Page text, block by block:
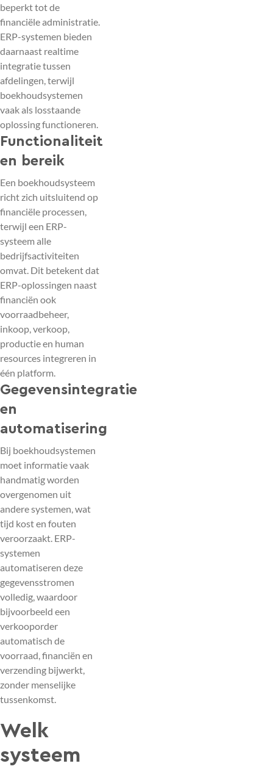
beperkt tot de
financiële administratie.
ERP-systemen bieden
daarnaast realtime
integratie tussen
afdelingen, terwijl
boekhoudsystemen
vaak als losstaande
oplossing functioneren.
Functionaliteit
en bereik
Een boekhoudsysteem
richt zich uitsluitend op
financiële processen,
terwijl een ERP-
systeem alle
bedrijfsactiviteiten
omvat. Dit betekent dat
ERP-oplossingen naast
financiën ook
voorraadbeheer,
inkoop, verkoop,
productie en human
resources integreren in
één platform.
Gegevensintegratie
en
automatisering
Bij boekhoudsystemen
moet informatie vaak
handmatig worden
overgenomen uit
andere systemen, wat
tijd kost en fouten
veroorzaakt. ERP-
systemen
automatiseren deze
gegevensstromen
volledig, waardoor
bijvoorbeeld een
verkooporder
automatisch de
voorraad, financiën en
verzending bijwerkt,
zonder menselijke
tussenkomst.
Welk
systeem